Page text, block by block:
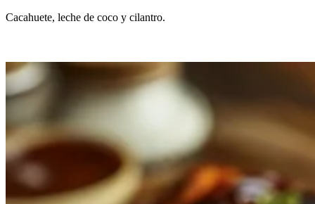
Cacahuete, leche de coco y cilantro.